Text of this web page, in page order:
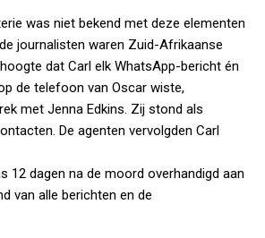
was niet bekend met deze elementen
journalisten waren Zuid-Afrikaanse
dat Carl elk WhatsApp-bericht én
de telefoon van Oscar wiste,
met Jenna Edkins. Zij stond als
De agenten vervolgden Carl
12 dagen na de moord overhandigd aan
van alle berichten en de